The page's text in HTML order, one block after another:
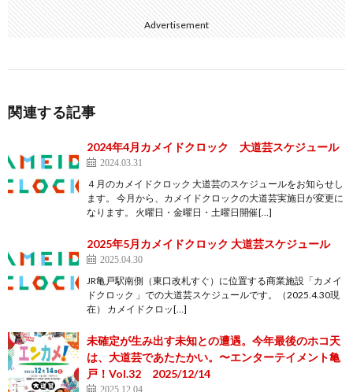
Advertisement
関連する記事
2024年4月カメイドクロック 大道芸スケジュール
2024.03.31
４月のカメイドクロック 大道芸のスケジュールをお知らせし
ます。 今月から、カメイドクロックの大道芸実施日が変更に
なります。 火曜日・金曜日・土曜日開催[…]
2025年5月カメイドクロック 大道芸スケジュール
2025.04.30
JR亀戸駅南側（東口改札すぐ）に位置する商業施設「カメイ
ドクロック 」での大道芸スケジュールです。（2025.4.30現
在） カメイドクロッ[…]
未確定が生み出す未知との遭遇。今年最後のホコ天
は、大道芸であたたかい。〜エンターテイメント亀
戸！Vol.32 2025/12/14
2025.12.04